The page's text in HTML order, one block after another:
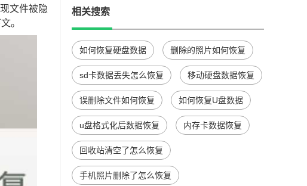
文件被隐
。
相关搜索
如何恢复硬盘数据 删除的照片如何恢复
sd卡数据丢失怎么恢复 移动硬盘数据恢复
误删除文件如何恢复 如何恢复U盘数据
u盘格式化后数据恢复 内存卡数据恢复
回收站清空了怎么恢复
手机照片删除了怎么恢复